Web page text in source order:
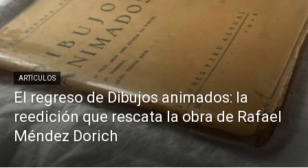
ARTÍCULOS
El regreso de Dibujos animados: la
reedición que rescata la obra de Rafael
Méndez Dorich